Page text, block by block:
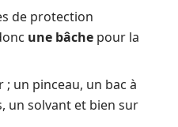
de protection
une bâche pour la
un pinceau, un bac à
un solvant et bien sur